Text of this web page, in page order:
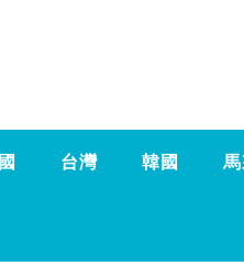
台灣 韓國